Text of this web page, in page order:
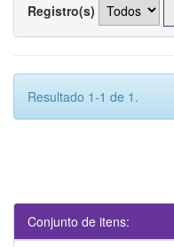
Registro(s)
Resultado 1-1 de 1.
Conjunto de itens: